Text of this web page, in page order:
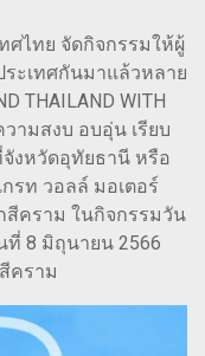
ศไทย จัดกิจกรรมให้ผู้
ระเทศกันมาแล้วหลาย
THAILAND WITH
ามสงบ อบอุ่น เรียบ
งหวัดอุทัยธานี หรือ
รท วอลล์ มอเตอร์
คราม ในกิจกรรมวัน
ที่ 8 มิถุนายน 2566
คราม